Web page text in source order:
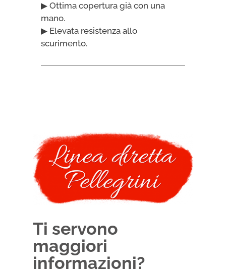
▶ Ottima copertura già con una
mano.
▶ Elevata resistenza allo
scurimento.
Ti servono
maggiori
informazioni?